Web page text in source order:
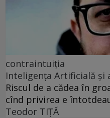
contraintuiția
Inteligența Artificială și
Riscul de a cădea în
cînd privirea e
Teodor TIŢĂ